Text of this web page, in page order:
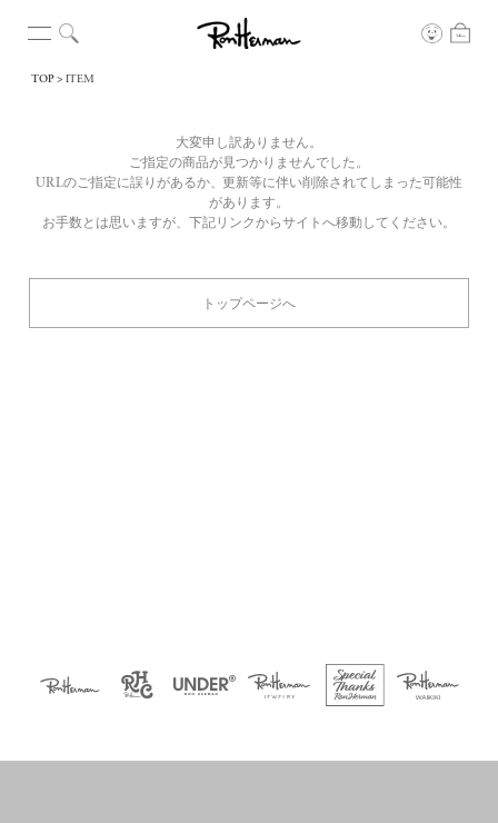
TOP ITEM
大変申し訳ありません。
ご指定の商品が見つかりませんでした。
URLのご指定に誤りがあるか、更新等に伴い削除されてしまった可能性
があります。
お手数とは思いますが、下記リンクからサイトへ移動してください。
トップページへ